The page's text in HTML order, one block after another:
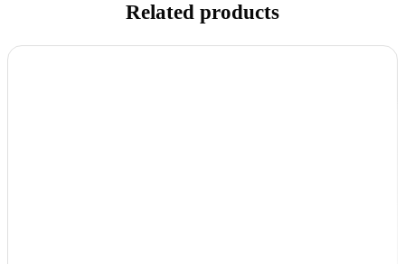
Related products